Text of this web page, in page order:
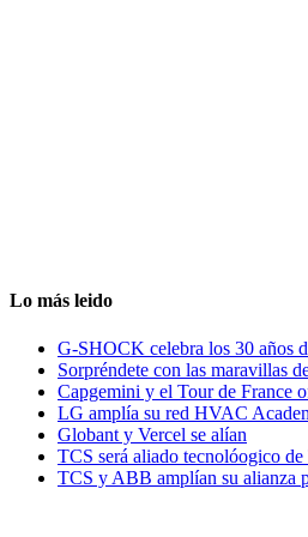
Lo más leido
G-SHOCK celebra los 30 años
Sorpréndete con las maravillas
Capgemini y el Tour de France
LG amplía su red HVAC
Globant y Vercel se alían
TCS será aliado tecnolóogico
TCS y ABB amplían su alianza